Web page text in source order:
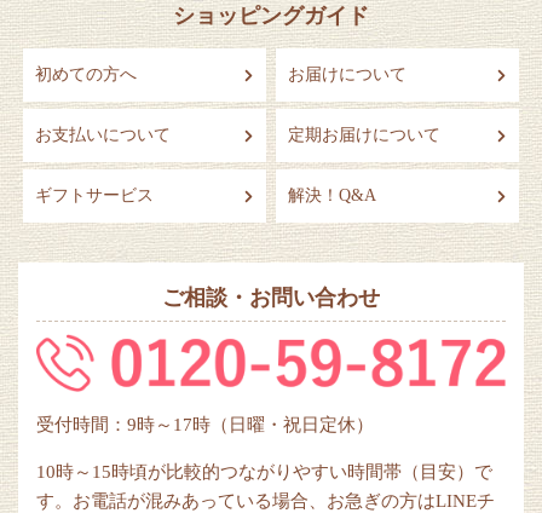
ショッピングガイド
初めての方へ お届けについて
お支払いについて 定期お届けについて
ギフトサービス 解決！Q&A
ご相談・お問い合わせ
受付時間：9時～17時（日曜・祝日定休）
10時～15時頃が比較的つながりやすい時間帯（目安）で
す。お電話が混みあっている場合、お急ぎの方はLINEチ